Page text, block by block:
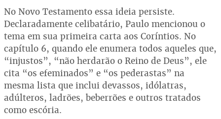
No Novo Testamento essa ideia persiste.
Declaradamente celibatário, Paulo mencionou o
tema em sua primeira carta aos Coríntios. No
capítulo 6, quando ele enumera todos aqueles que,
“injustos”, “não herdarão o Reino de Deus”, ele
cita “os efeminados” e “os pederastas” na
mesma lista que inclui devassos, idólatras,
adúlteros, ladrões, beberrões e outros tratados
como escória.